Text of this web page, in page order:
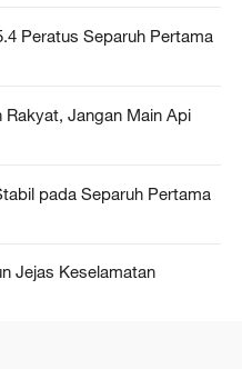
Peratus Separuh Pertama
Jangan Main Api
pada Separuh Pertama
Jejas Keselamatan